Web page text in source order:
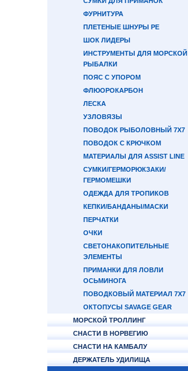
ФУРНИТУРА
ПЛЕТЕНЫЕ ШНУРЫ PE
ШОК ЛИДЕРЫ
ИНСТРУМЕНТЫ ДЛЯ МОРСКОЙ
РЫБАЛКИ
ПОЯС С УПОРОМ
ФЛЮОРОКАРБОН
ЛЕСКА
УЗЛОВЯЗЫ
ПОВОДОК РЫБОЛОВНЫЙ 7Х7
ПОВОДОК С КРЮЧКОМ
МАТЕРИАЛЫ ДЛЯ ASSIST LINE
СУМКИ/ГЕРМОРЮКЗАКИ/
ГЕРМОМЕШКИ
ОДЕЖДА ДЛЯ ТРОПИКОВ
КЕПКИ/БАНДАНЫ/МАСКИ
ПЕРЧАТКИ
ОЧКИ
СВЕТОНАКОПИТЕЛЬНЫЕ
ЭЛЕМЕНТЫ
ПРИМАНКИ ДЛЯ ЛОВЛИ
ОСЬМИНОГА
ПОВОДКОВЫЙ МАТЕРИАЛ 7Х7
ОКТОПУСЫ SAVAGE GEAR
МОРСКОЙ ТРОЛЛИНГ
СНАСТИ В НОРВЕГИЮ
СНАСТИ НА КАМБАЛУ
ДЕРЖАТЕЛЬ УДИЛИЩА